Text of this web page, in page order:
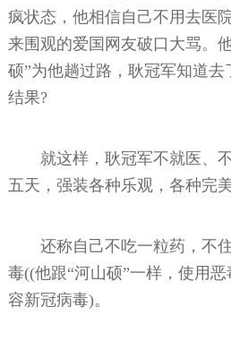
疯状态，他相信自己不用去医
来围观的爱国网友破口大骂。
硕”为他趟过路，耿冠军知道
结果?
就这样，耿冠军不就医、不
五天，强装各种乐观，各种完美
还称自己不吃一粒药，不住
毒((他跟“河山硕”一样，使用
容新冠病毒)。